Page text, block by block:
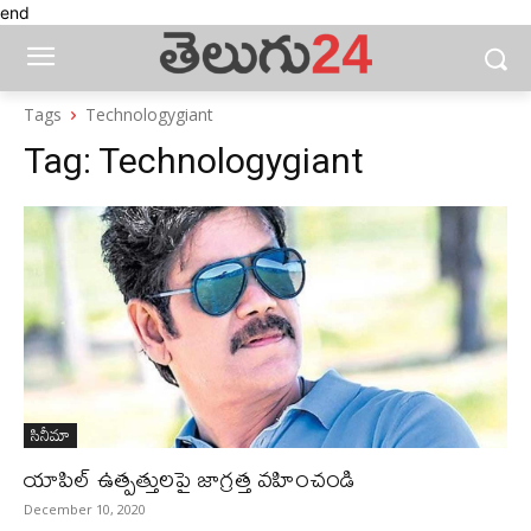
end
Tags Technologygiant
Tag: Technologygiant
సినీమా
యాపిల్‌ ఉత్పత్తులపై జాగ్రత్త వహించండి
December 10, 2020